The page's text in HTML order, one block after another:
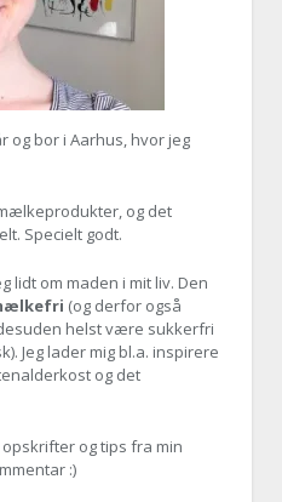
og bor i Aarhus, hvor jeg
og det
Specielt godt.
lidt om maden i mit liv. Den
(og derfor også
helst være sukkerfri
Jeg lader mig bl.a. inspirere
og det
og tips fra min
:)